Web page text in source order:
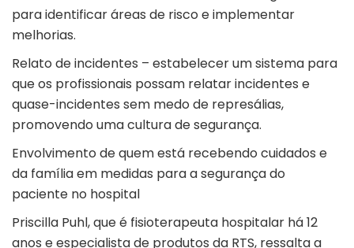
para identificar áreas de risco e implementar
melhorias.
Relato de incidentes – estabelecer um sistema para
que os profissionais possam relatar incidentes e
quase-incidentes sem medo de represálias,
promovendo uma cultura de segurança.
Envolvimento de quem está recebendo cuidados e
da família em medidas para a segurança do
paciente no hospital
Priscilla Puhl, que é fisioterapeuta hospitalar há 12
anos e especialista de produtos da RTS, ressalta a